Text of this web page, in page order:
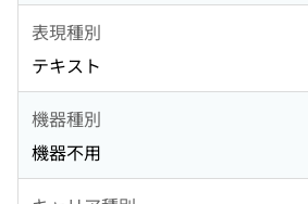
表現種別
テキスト
機器種別
機器不用